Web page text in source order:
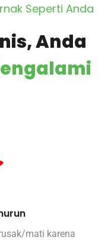
Seperti Anda
Anda
mati karena